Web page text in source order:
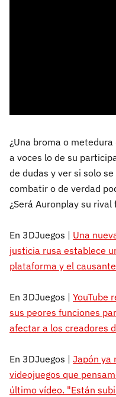
¿Una broma o
a voces lo de su
de dudas y ver si solo
combatir o de verdad
¿Será Auronplay su rival
En 3DJuegos | Una
justicia rusa establece
plataforma y el
En 3DJuegos | YouTube
sus peores funciones
afectar a los creadores
En 3DJuegos | Japón ya
videojuegos que
último vídeo. "Están